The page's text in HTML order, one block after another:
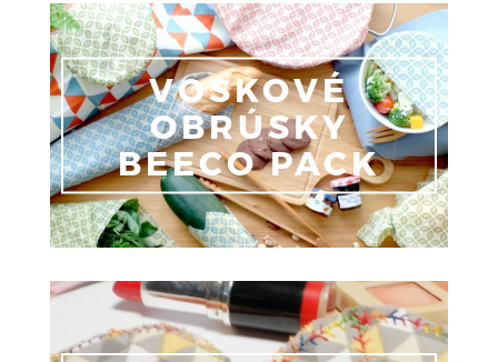
VOSKOVÉ
OBRÚSKY
BEECO PACK